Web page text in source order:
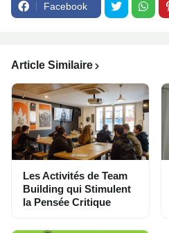
Facebook
Article Similaire
Les Activités de Team
Building qui Stimulent
la Pensée Critique